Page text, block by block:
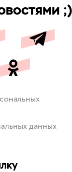
;)
данных